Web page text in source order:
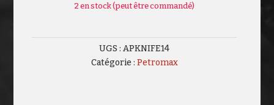
2 en stock (peut être commandé)
UGS :APKNIFE14
Catégorie : Petromax